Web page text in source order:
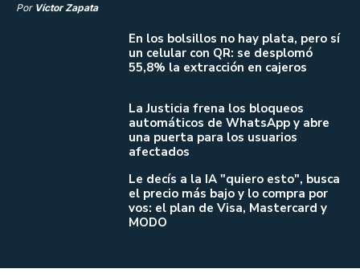
Por Víctor Zapata
En los bolsillos no hay plata, pero sí
un celular con QR: se desplomó
55,8% la extracción en cajeros
La Justicia frena los bloqueos
automáticos de WhatsApp y abre
una puerta para los usuarios
afectados
Le decís a la IA "quiero esto", busca
el precio más bajo y lo compra por
vos: el plan de Visa, Mastercard y
MODO